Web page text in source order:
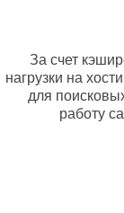
За счет
нагрузки на
для
работу